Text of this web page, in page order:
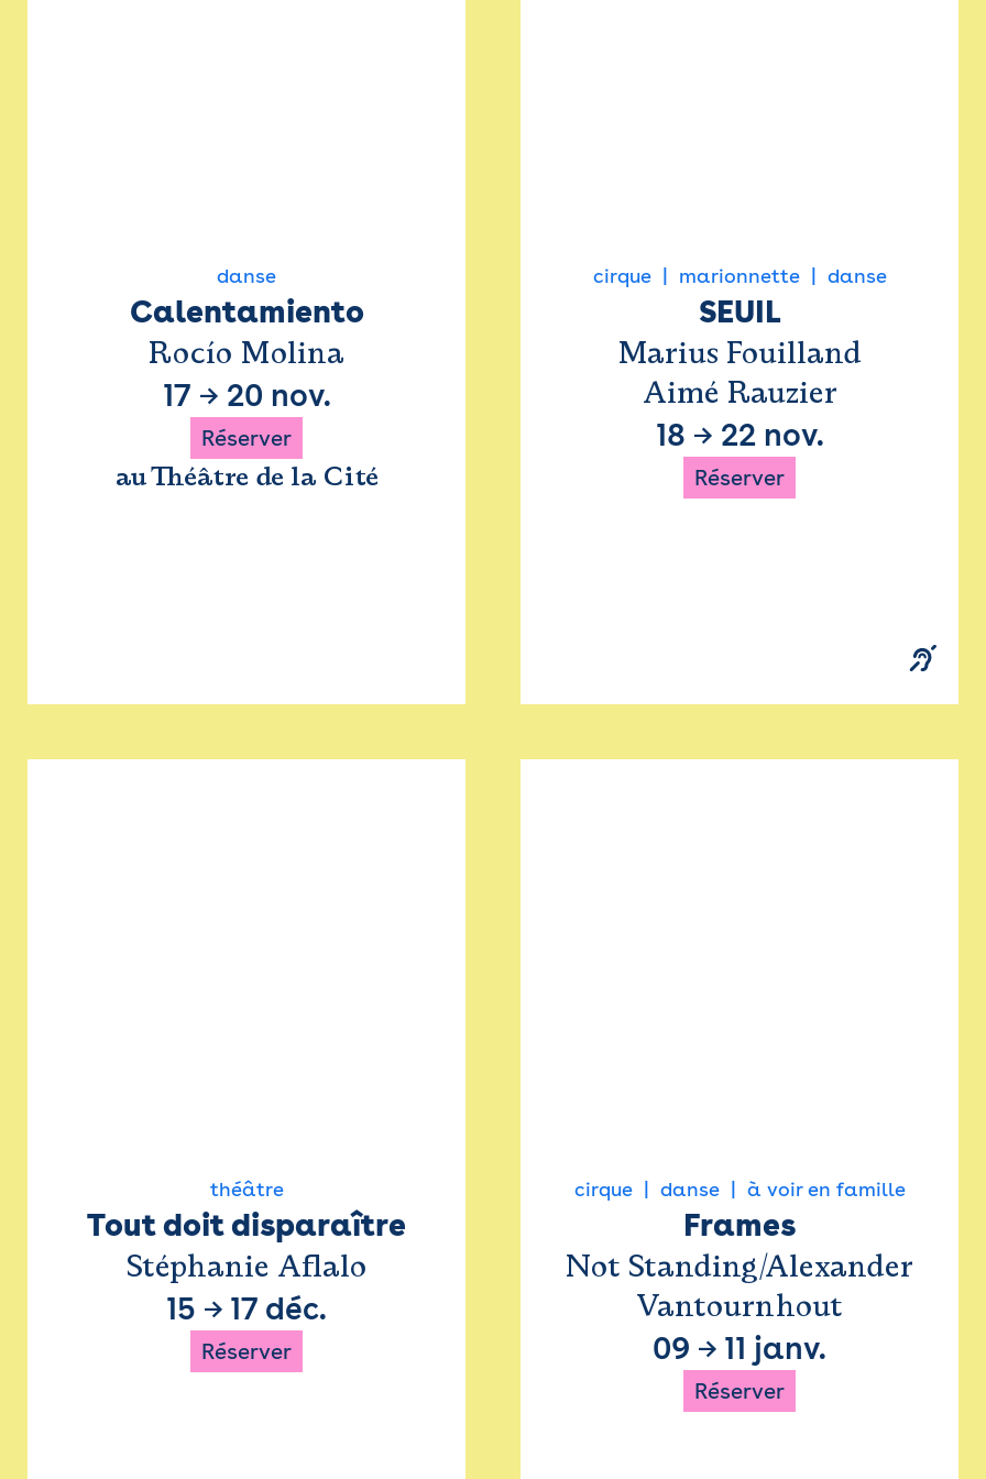
danse
Calentamiento
Rocío Molina
17 → 20 nov.
Réserver
au Théâtre de la Cité
cirque marionnette danse
SEUIL
Marius Fouilland
Aimé Rauzier
18 → 22 nov.
Réserver
théâtre
Tout doit disparaître
Stéphanie Aflalo
15 → 17 déc.
Réserver
cirque danse à voir en famille
Frames
Not Standing/Alexander
Vantournhout
09 → 11 janv.
Réserver